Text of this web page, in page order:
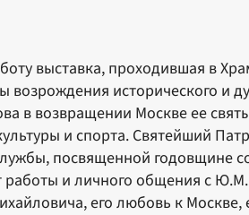
выставка, проходившая в
исторического и
в возвращении Москве ее
и спорта. Святейший
посвященной годовщине
работы и личного общения с
его любовь к Москве,